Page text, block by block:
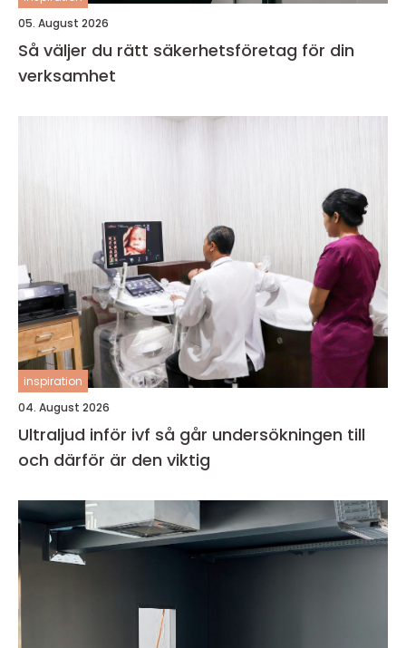
05. August 2026
Så väljer du rätt säkerhetsföretag för din
verksamhet
inspiration
04. August 2026
Ultraljud inför ivf så går undersökningen till
och därför är den viktig